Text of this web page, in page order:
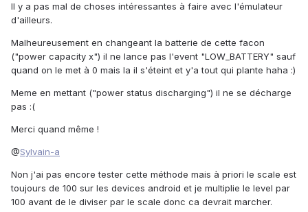
Il y a pas mal de choses intéressantes à faire avec l'émulateur
d'ailleurs.
Malheureusement en changeant la batterie de cette facon
("power capacity x") il ne lance pas l'event "LOW_BATTERY" sauf
quand on le met à 0 mais la il s'éteint et y'a tout qui plante haha :)
Meme en mettant ("power status discharging") il ne se décharge
pas :(
Merci quand même !
@Sylvain-a
Non j'ai pas encore tester cette méthode mais à priori le scale est
toujours de 100 sur les devices android et je multiplie le level par
100 avant de le diviser par le scale donc ca devrait marcher.